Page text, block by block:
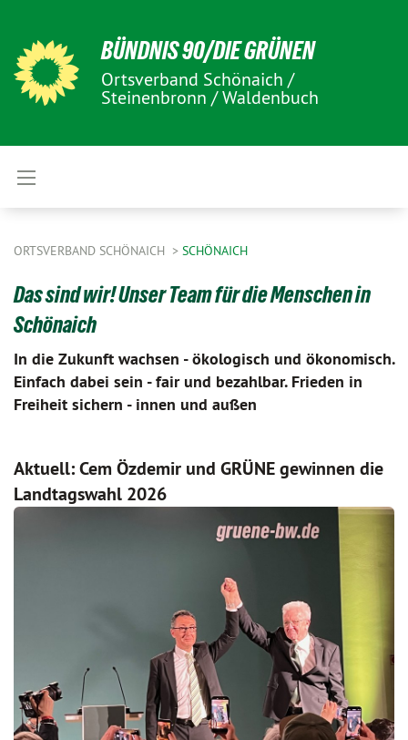
BÜNDNIS 90/DIE GRÜNEN
Ortsverband Schönaich /
Steinenbronn / Waldenbuch
ORTSVERBAND SCHÖNAICH SCHÖNAICH
Das sind wir! Unser Team für die Menschen in
Schönaich
In die Zukunft wachsen - ökologisch und ökonomisch.
Einfach dabei sein - fair und bezahlbar. Frieden in
Freiheit sichern - innen und außen
Aktuell: Cem Özdemir und GRÜNE gewinnen die
Landtagswahl 2026